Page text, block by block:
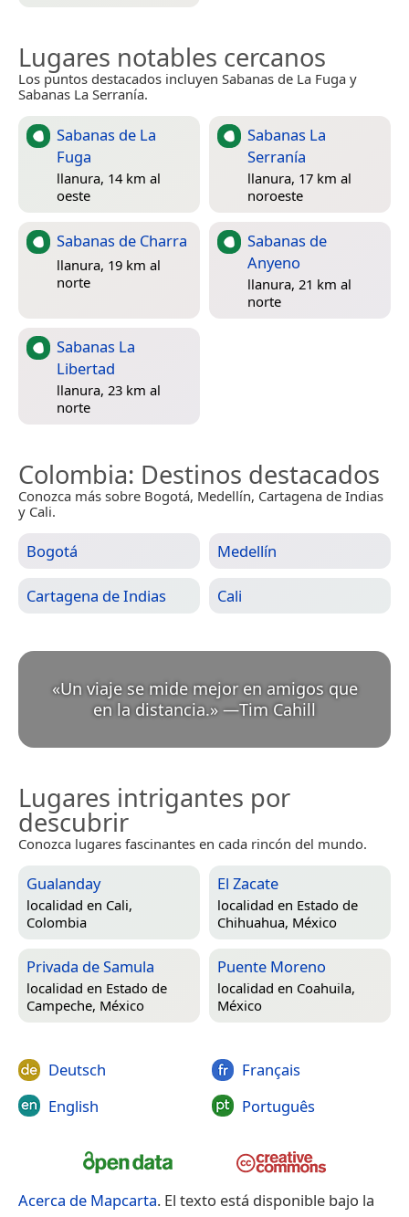
Lugares notables cercanos
Los puntos destacados incluyen Sabanas de La Fuga y
Sabanas La Serranía.
Sabanas de La
Fuga
llanura, 14 km al
oeste
Sabanas La
Serranía
llanura, 17 km al
noroeste
Sabanas de Charra
llanura, 19 km al
norte
Sabanas de
Anyeno
llanura, 21 km al
norte
Sabanas La
Libertad
llanura, 23 km al
norte
Colombia: Destinos destacados
Conozca más sobre Bogotá, Medellín, Cartagena de Indias
y Cali.
Bogotá Medellín
Cartagena de Indias Cali
«Un viaje se mide mejor en amigos que
en la distancia.» —Tim Cahill
Lugares intrigantes por
descubrir
Conozca lugares fascinantes en cada rincón del mundo.
Gualanday
localidad en Cali,
Colombia
El Zacate
localidad en Estado de
Chihuahua, México
Privada de Samula
localidad en Estado de
Campeche, México
Puente Moreno
localidad en Coahuila,
México
Deutsch
English
Français
Português
Acerca de Mapcarta. El texto está disponible bajo la